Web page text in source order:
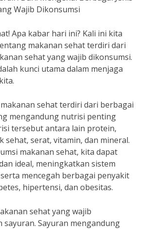
Wajib Dikonsumsi
Apa kabar hari ini? Kali ini kita
makanan sehat terdiri dari
sehat yang wajib dikonsumsi.
kunci utama dalam menjaga
sehat terdiri dari berbagai
mengandung nutrisi penting
tersebut antara lain protein,
sehat, serat, vitamin, dan mineral.
makanan sehat, kita dapat
ideal, meningkatkan sistem
mencegah berbagai penyakit
hipertensi, dan obesitas.
sehat yang wajib
sayuran. Sayuran mengandung